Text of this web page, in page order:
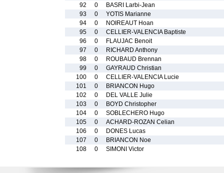
92
0
BASRI Larbi-Jean
93
0
YOTIS Marianne
94
0
NOIREAUT Hoan
95
0
CELLIER-VALENCIA Baptiste
96
0
FLAUJAC Benoit
97
0
RICHARD Anthony
98
0
ROUBAUD Brennan
99
0
GAYRAUD Christian
100
0
CELLIER-VALENCIA Lucie
101
0
BRIANCON Hugo
102
0
DEL VALLE Julie
103
0
BOYD Christopher
104
0
SOBLECHERO Hugo
105
0
ACHARD-ROZAN Celian
106
0
DONES Lucas
107
0
BRIANCON Noe
108
0 SIMONI Victor